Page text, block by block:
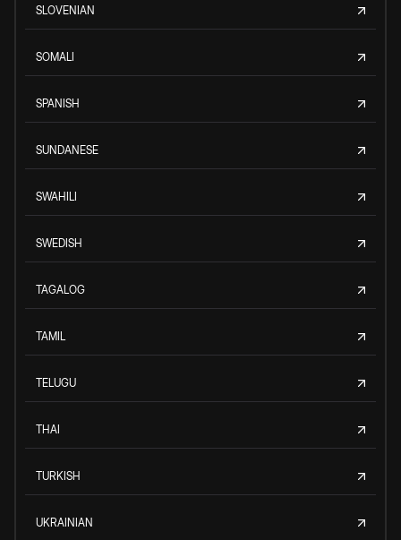
SLOVENIAN
SOMALI
SPANISH
SUNDANESE
SWAHILI
SWEDISH
TAGALOG
TAMIL
TELUGU
THAI
TURKISH
UKRAINIAN